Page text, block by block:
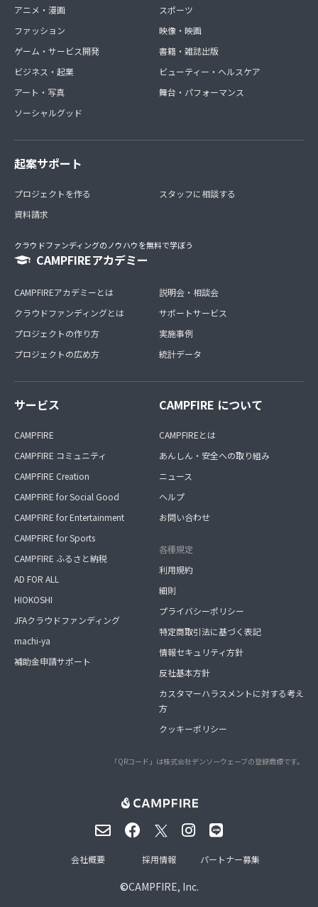
アニメ・漫画
ファッション
ゲーム・サービス開発
ビジネス・起業
アート・写真
ソーシャルグッド
スポーツ
映像・映画
書籍・雑誌出版
ビューティー・ヘルスケア
舞台・パフォーマンス
起案サポート
プロジェクトを作る
資料請求
スタッフに相談する
クラウドファンディングのノウハウを無料で学ぼう
CAMPFIREアカデミー
CAMPFIREアカデミーとは
クラウドファンディングとは
プロジェクトの作り方
プロジェクトの広め方
説明会・相談会
サポートサービス
実施事例
統計データ
サービス
CAMPFIRE
CAMPFIRE コミュニティ
CAMPFIRE Creation
CAMPFIRE for Social Good
CAMPFIRE for Entertainment
CAMPFIRE for Sports
CAMPFIRE ふるさと納税
AD FOR ALL
HIOKOSHI
JFAクラウドファンディング
machi-ya
補助金申請サポート
CAMPFIRE について
CAMPFIREとは
あんしん・安全への取り組み
ニュース
ヘルプ
お問い合わせ
各種規定
利用規約
細則
プライバシーポリシー
特定商取引法に基づく表記
情報セキュリティ方針
反社基本方針
カスタマーハラスメントに対する考え
方
クッキーポリシー
「QRコード」は株式会社デンソーウェーブの登録商標です。
©CAMPFIRE, Inc.
会社概要 採用情報 パートナー募集